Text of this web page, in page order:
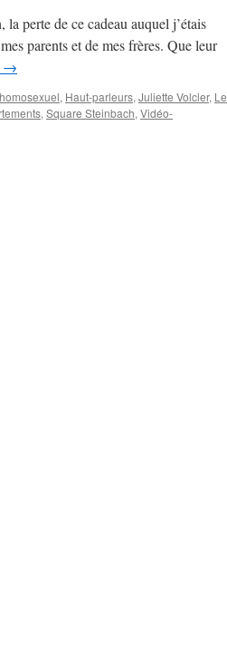
perte de ce cadeau auquel j’étais
parents et de mes frères. Que leur
→
, Haut-parleurs, Juliette Volcler, Le
, Square Steinbach, Vidéo-